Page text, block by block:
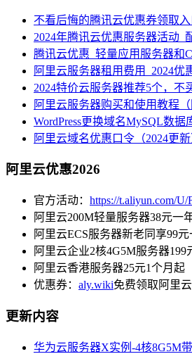
不看后悔的腾讯云优惠券领取
2024年腾讯云优惠服务器活动
腾讯云优惠_轻量应用服务器和
阿里云服务器租用费用_2024优
2024特价云服务器推荐5个，不
阿里云服务器购买和使用教程（
WordPress更换域名MySQL数
阿里云域名优惠口令（2024更新
阿里云优惠2026
官方活动： https://t.aliyun.com/U/
阿里云200M轻量服务器38元一
阿里云ECS服务器新老同享99
阿里云企业2核4G5M服务器199
阿里云香港服务器25元1个月起
优惠券： aly.wiki免费领取阿里
更新内容
华为云服务器X实例-4核8G5M